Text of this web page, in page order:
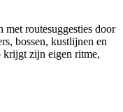
routesuggesties door
bossen, kustlijnen en
zijn eigen ritme,